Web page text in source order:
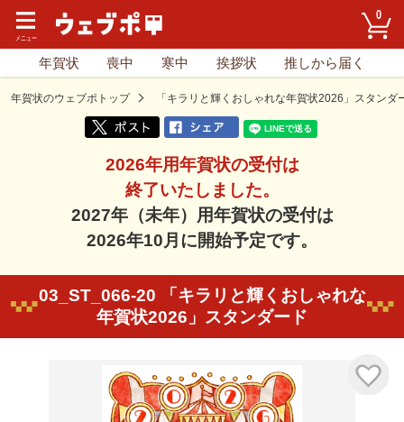
0
年賀状 喪中 寒中 挨拶状 推しから届く
年賀状のウェブポトップ 「キラリと輝くおしゃれな年賀状2026」スタンダ
2026年用年賀状の受付は
終了いたしました。
2027年（未年）用年賀状の受付は
2026年10月に開始予定です。
03_ST_066-20 「キラリと輝くおしゃれな
年賀状2026」スタンダード